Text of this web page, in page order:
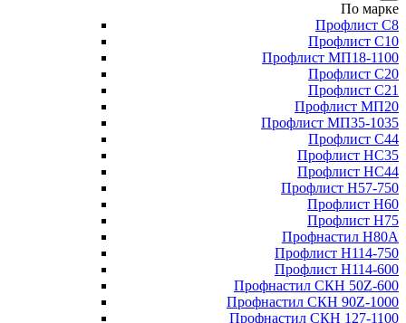
По марке
Профлист С8
Профлист С10
Профлист МП18-1100
Профлист С20
Профлист С21
Профлист МП20
Профлист МП35-1035
Профлист С44
Профлист НС35
Профлист НС44
Профлист Н57-750
Профлист Н60
Профлист Н75
Профнастил Н80А
Профлист Н114-750
Профлист Н114-600
Профнастил СКН 50Z-600
Профнастил СКН 90Z-1000
Профнастил СКН 127-1100